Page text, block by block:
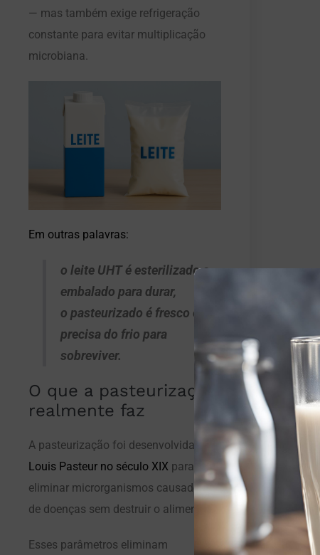
— mas também exige refrigeração
constante para evitar multiplicação
microbiana.
Em outras palavras:
o leite UHT é esterilizado e
embalado para durar,
o pasteurizado é fresco e
precisa do frio para
sobreviver.
O que a pasteurização
realmente faz
A pasteurização foi desenvolvida por
Louis Pasteur no século XIX para
eliminar microrganismos causadores
de doenças sem destruir o alimento.
Esses parâmetros eliminam